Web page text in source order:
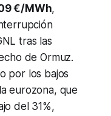
€/MWh,
tras las
de Ormuz.
por los bajos
eurozona, que
del 31%,